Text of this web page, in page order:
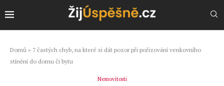
Domů » 7 častých chyb, na které si dát pozor při pořizování venkovního
stínění do domu či bytu
Nemovitosti